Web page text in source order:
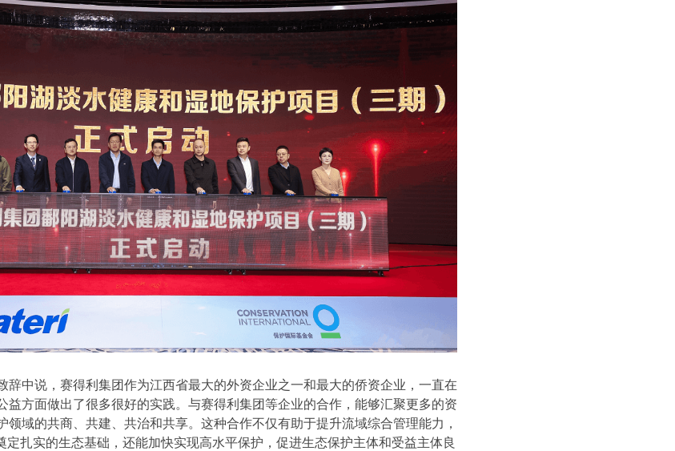
辞中说，赛得利集团作为江西省最大的外资企业之一和最大的侨资企业，一直在
益方面做出了很多很好的实践。与赛得利集团等企业的合作，能够汇聚更多的资
域的共商、共建、共治和共享。这种合作不仅有助于提升流域综合管理能力，
定扎实的生态基础，还能加快实现高水平保护，促进生态保护主体和受益主体良